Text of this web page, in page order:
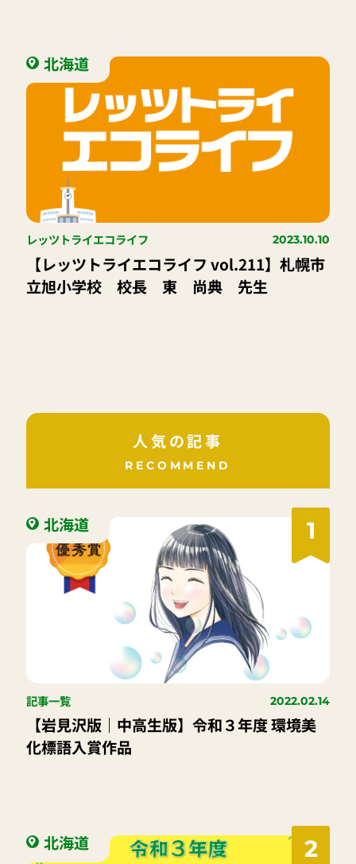
北海道
レッツトライエコライフ 2023.10.10
【レッツトライエコライフ vol.211】札幌市
立旭小学校 校長 東 尚典 先生
人気の記事
RECOMMEND
1
北海道
記事一覧 2022.02.14
【岩見沢版｜中高生版】令和３年度 環境美
化標語入賞作品
2
北海道